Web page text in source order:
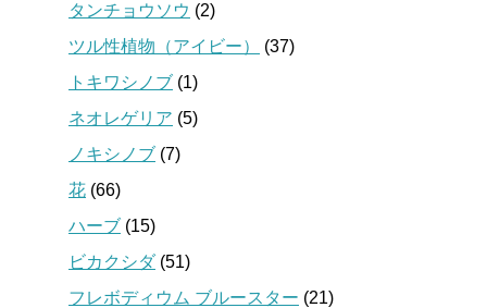
タンチョウソウ (2)
ツル性植物（アイビー）
(37)
トキワシノブ (1)
ネオレゲリア (5)
ノキシノブ (7)
花 (66)
ハーブ (15)
ビカクシダ(51)
フレボディウム ブルースター (21)